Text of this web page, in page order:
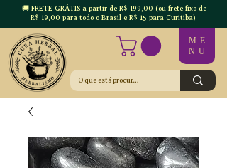
🚚 FRETE GRÁTIS a partir de R$ 199,00 (ou frete fixo de
R$ 19,00 para todo o Brasil e R$ 15 para Curitiba)
ME
NU